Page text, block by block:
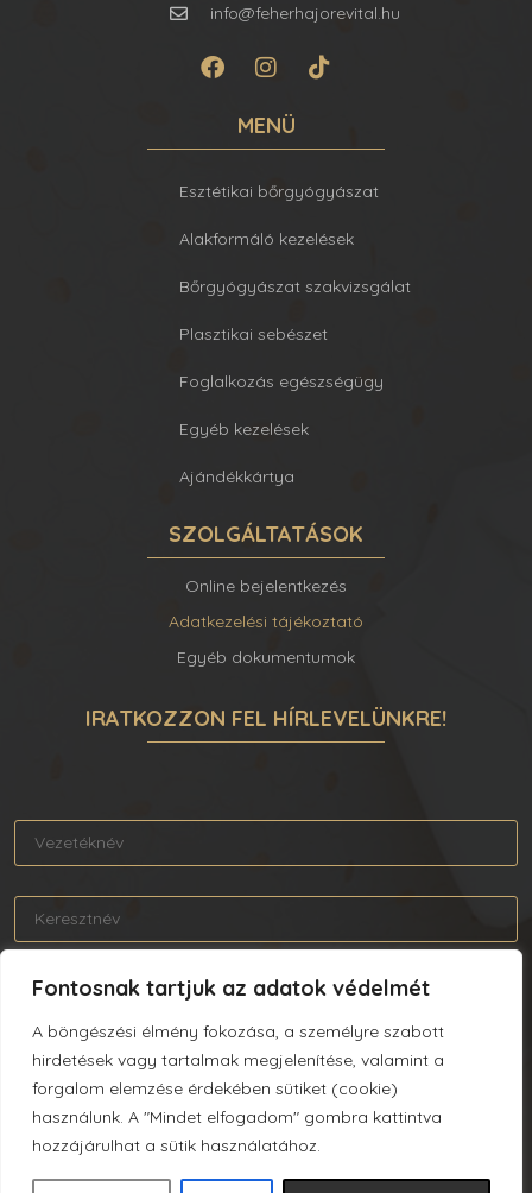
Fontosnak tartjuk az adatok védelmét
A böngészési élmény fokozása, a személyre szabott
hirdetések vagy tartalmak megjelenítése, valamint a
forgalom elemzése érdekében sütiket (cookie)
használunk. A "Mindet elfogadom" gombra kattintva
hozzájárulhat a sütik használatához.
info@feherhajorevital.hu
MENÜ
Esztétikai bőrgyógyászat
Alakformáló kezelések
Bőrgyógyászat szakvizsgálat
Plasztikai sebészet
Foglalkozás egészségügy
Egyéb kezelések
Ajándékkártya
SZOLGÁLTATÁSOK
Online bejelentkezés
Adatkezelési tájékoztató
Egyéb dokumentumok
IRATKOZZON FEL HÍRLEVELÜNKRE!
Elolvastam és elfogadom az Adatkezelési tájékoztatót.